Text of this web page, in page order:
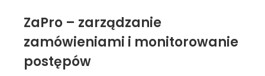
ZaPro – zarządzanie
zamówieniami i monitorowanie
postępów